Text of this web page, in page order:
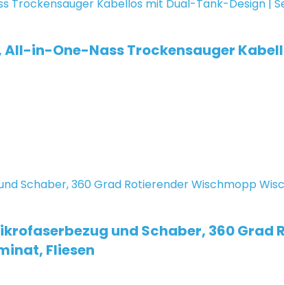
All-in-One-Nass Trockensauger
und Schaber, 360 Grad
Fliesen